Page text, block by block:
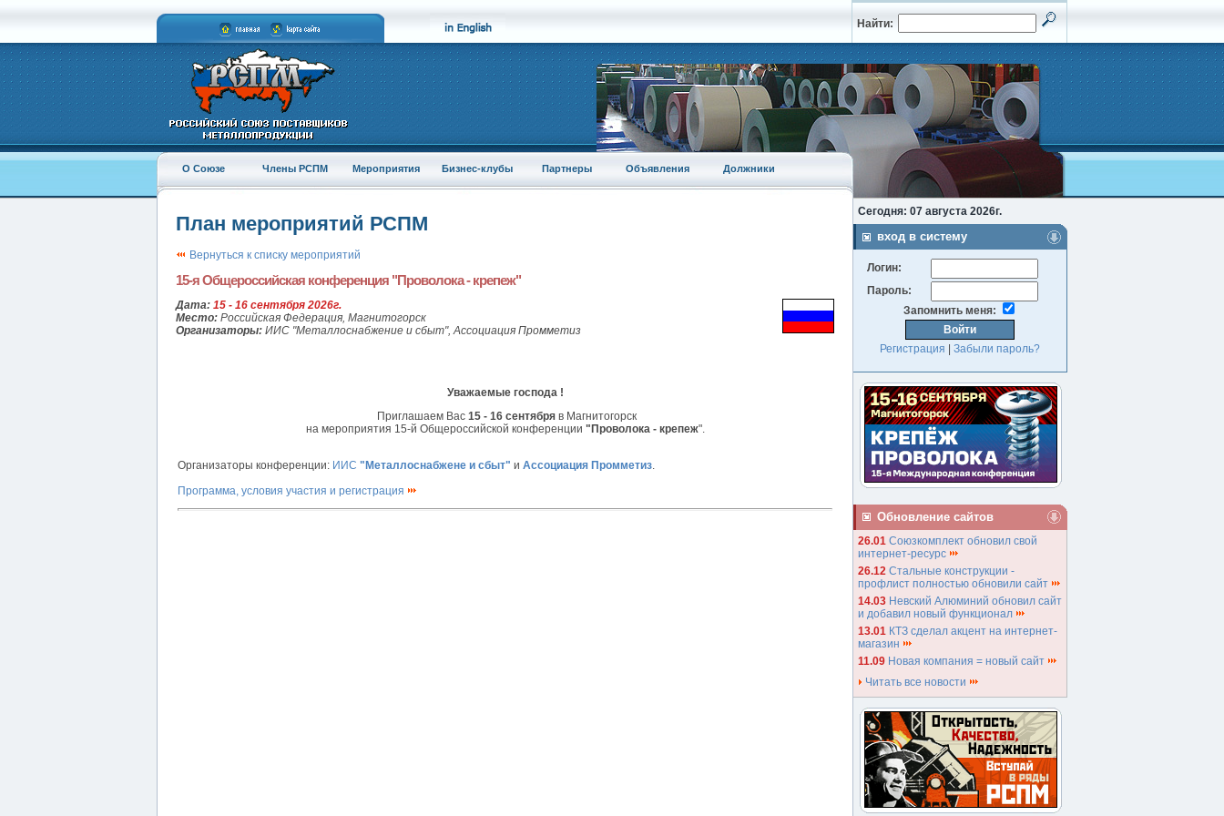
Найти:
О Союзе Члены РСПМ Мероприятия Бизнес-клубы Партнеры Объявления Должники
План мероприятий РСПМ
Вернуться к списку мероприятий
15-я Общероссийская конференция "Проволока - крепеж"
Дата: 15 - 16 сентября 2026г.
Место: Российская Федерация, Магнитогорск
Организаторы: ИИС "Металлоснабжение и сбыт", Ассоциация Промметиз
Уважаемые господа !
Приглашаем Вас 15 - 16 сентябряв Магнитогорск
на мероприятия 15-й Общероссийской конференции "Проволока - крепеж".
Организаторы конференции: ИИС "Металлоснабжене и сбыт" и Ассоциация Промметиз.
Программа, условия участия и регистрация
Сегодня: 07 августа 2026г.
вход в систему
Логин:
Пароль:
Запомнить меня:
Регистрация Забыли пароль?
Обновление сайтов
26.01 Союзкомплект обновил свой
интернет-ресурс
26.12 Стальные конструкции -
профлист полностью обновили сайт
14.03 Невский Алюминий обновил сайт
и добавил новый функционал
13.01 КТЗ сделал акцент на интернет-
магазин
11.09 Новая компания = новый сайт
Читать все новости